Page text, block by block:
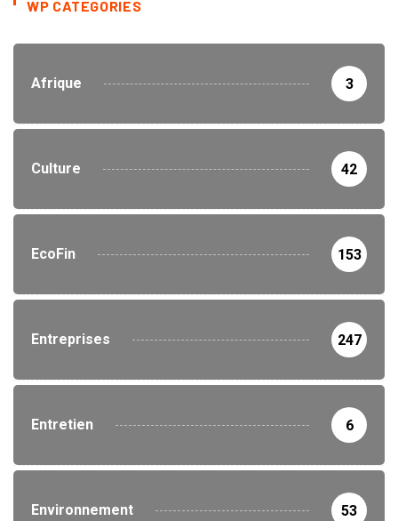
WP CATEGORIES
Afrique 3
Culture 42
EcoFin 153
Entreprises 247
Entretien 6
Environnement 53